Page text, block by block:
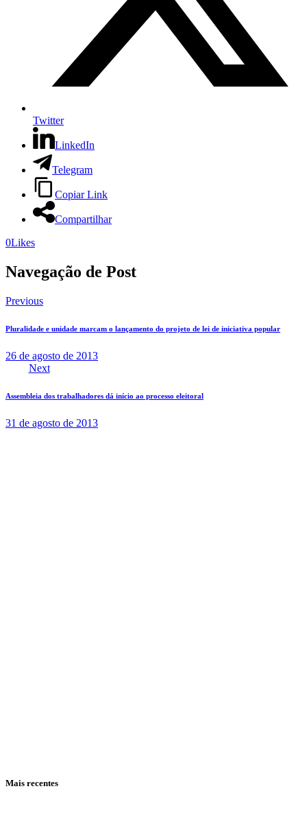
Twitter
LinkedIn
Telegram
Copiar Link
Compartilhar
0Likes
Navegação de Post
Previous
Pluralidade e unidade marcam o lançamento do projeto de lei de iniciativa popular
26 de agosto de 2013
Next
Assembleia dos trabalhadores dá início ao processo eleitoral
31 de agosto de 2013
Mais recentes